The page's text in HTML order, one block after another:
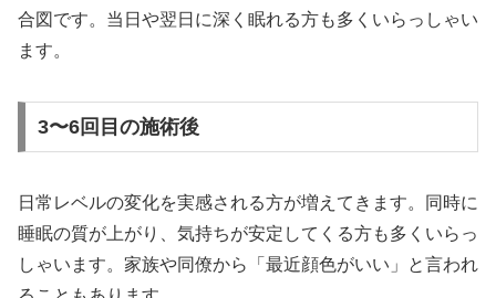
合図です。当日や翌日に深く眠れる方も多くいらっしゃい
ます。
3〜6回目の施術後
日常レベルの変化を実感される方が増えてきます。同時に
睡眠の質が上がり、気持ちが安定してくる方も多くいらっ
しゃいます。家族や同僚から「最近顔色がいい」と言われ